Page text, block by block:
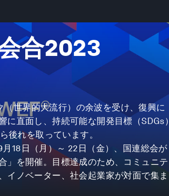
合2023
世界的大流行）の余波を受け、復興に
直面し、持続可能な開発目標（SDGs）
後れを取っています。
18日（月）～ 22日（金）、国連総会が
」を開催。目標達成のため、コミュニテ
イノベーター、社会起業家が対面で集ま